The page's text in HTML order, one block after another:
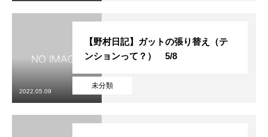
未分類
【野村日記】ガットの張り替え（テ
ンションって？） 5/8
2022.05.09